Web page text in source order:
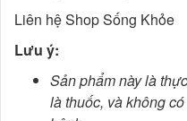
Liên hệ Shop Sống Khỏe
Lưu ý:
Sản phẩm này là
là thuốc, và không